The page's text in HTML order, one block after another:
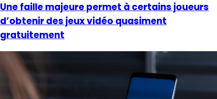
Une faille majeure permet à certains joueurs
d’obtenir des jeux vidéo quasiment
gratuitement